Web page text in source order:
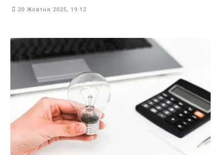
20 Жовтня 2025, 19:12